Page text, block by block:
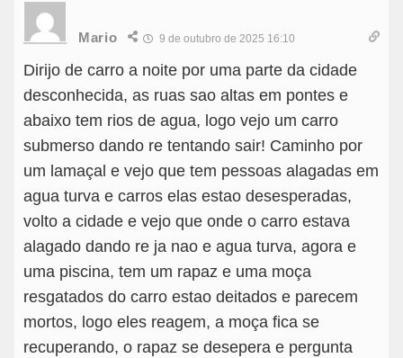
Mario 9 de outubro de 2025 16:10
Dirijo de carro a noite por uma parte da cidade
desconhecida, as ruas sao altas em pontes e
abaixo tem rios de agua, logo vejo um carro
submerso dando re tentando sair! Caminho por
um lamaçal e vejo que tem pessoas alagadas em
agua turva e carros elas estao desesperadas,
volto a cidade e vejo que onde o carro estava
alagado dando re ja nao e agua turva, agora e
uma piscina, tem um rapaz e uma moça
resgatados do carro estao deitados e parecem
mortos, logo eles reagem, a moça fica se
recuperando, o rapaz se desepera e pergunta